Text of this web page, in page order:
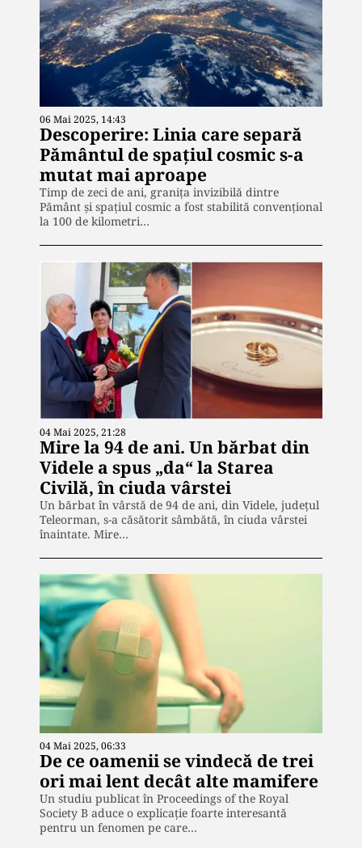
06 Mai 2025, 14:43
Descoperire: Linia care separă
Pământul de spaţiul cosmic s-a
mutat mai aproape
Timp de zeci de ani, granița invizibilă dintre
Pământ și spațiul cosmic a fost stabilită convențional
la 100 de kilometri…
04 Mai 2025, 21:28
Mire la 94 de ani. Un bărbat din
Videle a spus „da“ la Starea
Civilă, în ciuda vârstei
Un bărbat în vârstă de 94 de ani, din Videle, judeţul
Teleorman, s-a căsătorit sâmbătă, în ciuda vârstei
înaintate. Mire…
04 Mai 2025, 06:33
De ce oamenii se vindecă de trei
ori mai lent decât alte mamifere
Un studiu publicat în Proceedings of the Royal
Society B aduce o explicație foarte interesantă
pentru un fenomen pe care…